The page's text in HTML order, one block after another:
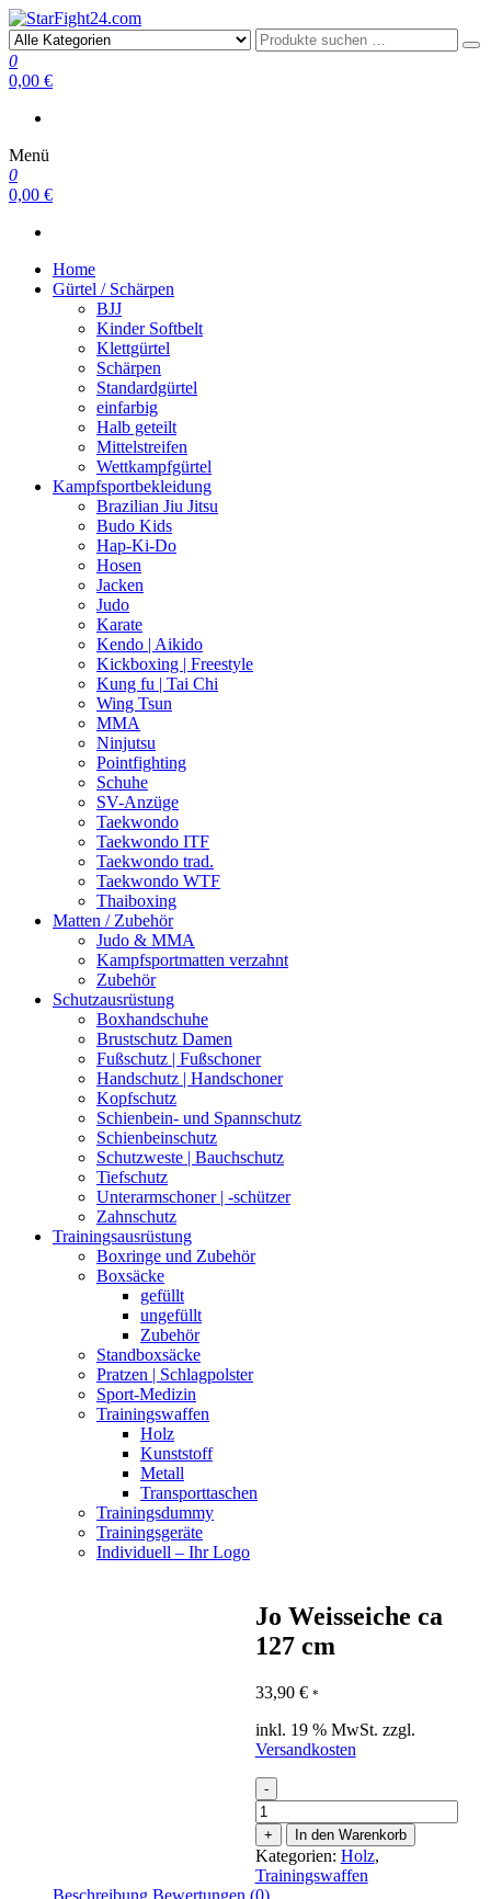
StarFight24.com
Kampfsportartikel
0
0,00 €
Menü
0
0,00 €
Home
Gürtel / Schärpen
BJJ
Kinder Softbelt
Klettgürtel
Schärpen
Standardgürtel
einfarbig
Halb geteilt
Mittelstreifen
Wettkampfgürtel
Kampfsportbekleidung
Brazilian Jiu Jitsu
Budo Kids
Hap-Ki-Do
Hosen
Jacken
Judo
Karate
Kendo | Aikido
Kickboxing | Freestyle
Kung fu | Tai Chi
Wing Tsun
MMA
Ninjutsu
Pointfighting
Schuhe
SV-Anzüge
Taekwondo
Taekwondo ITF
Taekwondo trad.
Taekwondo WTF
Thaiboxing
Matten / Zubehör
Judo & MMA
Kampfsportmatten verzahnt
Zubehör
Schutzausrüstung
Boxhandschuhe
Brustschutz Damen
Fußschutz | Fußschoner
Handschutz | Handschoner
Kopfschutz
Schienbein- und Spannschutz
Schienbeinschutz
Schutzweste | Bauchschutz
Tiefschutz
Unterarmschoner | -schützer
Zahnschutz
Trainingsausrüstung
Boxringe und Zubehör
Boxsäcke
gefüllt
ungefüllt
Zubehör
Standboxsäcke
Pratzen | Schlagpolster
Sport-Medizin
Trainingswaffen
Holz
Kunststoff
Metall
Transporttaschen
Trainingsdummy
Trainingsgeräte
Individuell – Ihr Logo
Jo Weisseiche ca
127 cm
33,90 € *
inkl. 19 % MwSt. zzgl.
Versandkosten
-
Jo
Weisseiche
ca
127
cm
+ In den Warenkorb
Kategorien: Holz,
Trainingswaffen
Beschreibung Bewertungen (0)